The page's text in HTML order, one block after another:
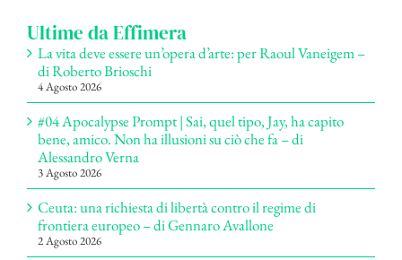
Ultime da Effimera
La vita deve essere un’opera d’arte: per Raoul Vaneigem –
di Roberto Brioschi
4 Agosto 2026
#04 Apocalypse Prompt | Sai, quel tipo, Jay, ha capito
bene, amico. Non ha illusioni su ciò che fa – di
Alessandro Verna
3 Agosto 2026
Ceuta: una richiesta di libertà contro il regime di
frontiera europeo – di Gennaro Avallone
2 Agosto 2026